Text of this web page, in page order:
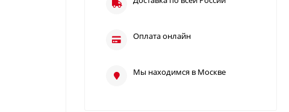
Оплата онлайн
Мы находимся в Москве